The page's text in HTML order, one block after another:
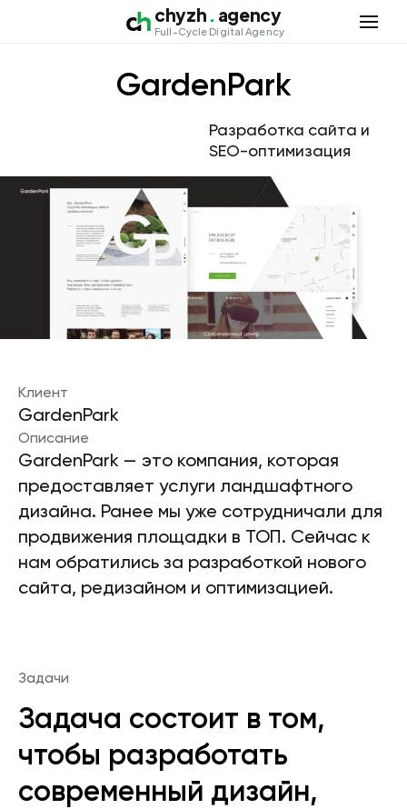
chyzh . agency
Full-Cycle Digital Agency
GardenPark
Разработка сайта и
SEO-оптимизация
Клиент
GardenPark
Описание
GardenPark — это компания, которая
предоставляет услуги ландшафтного
дизайна. Ранее мы уже сотрудничали для
продвижения площадки в ТОП. Сейчас к
нам обратились за разработкой нового
сайта, редизайном и оптимизацией.
Задачи
Задача состоит в том,
чтобы разработать
современный дизайн,